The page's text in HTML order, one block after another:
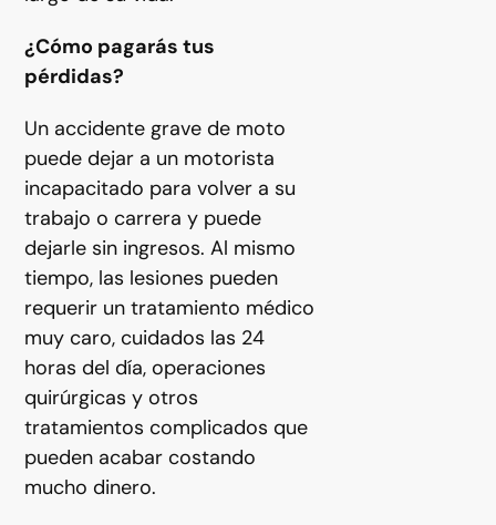
¿Cómo pagarás tus
pérdidas?
Un accidente grave de moto
puede dejar a un motorista
incapacitado para volver a su
trabajo o carrera y puede
dejarle sin ingresos. Al mismo
tiempo, las lesiones pueden
requerir un tratamiento médico
muy caro, cuidados las 24
horas del día, operaciones
quirúrgicas y otros
tratamientos complicados que
pueden acabar costando
mucho dinero.